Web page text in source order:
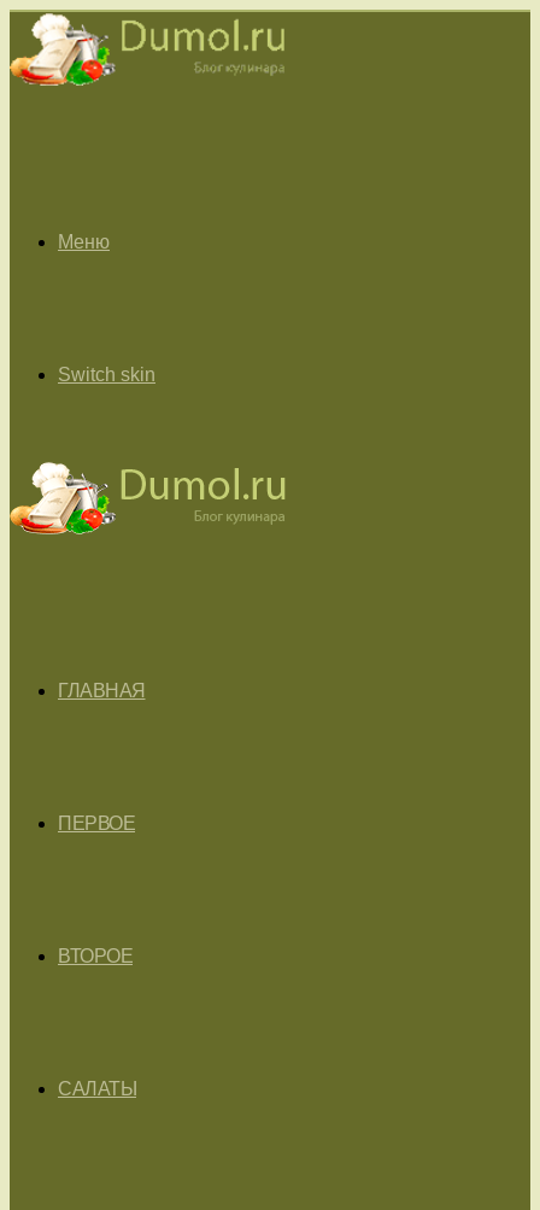
Меню
Switch skin
ГЛАВНАЯ
ПЕРВОЕ
ВТОРОЕ
САЛАТЫ